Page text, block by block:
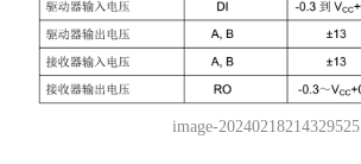
image-20240218214329525